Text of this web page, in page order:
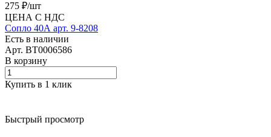
275 ₽/шт
ЦЕНА С НДС
Сопло 40А арт. 9-8208
Есть в наличии
Арт. BT0006586
В корзину
Купить в 1 клик
Быстрый просмотр